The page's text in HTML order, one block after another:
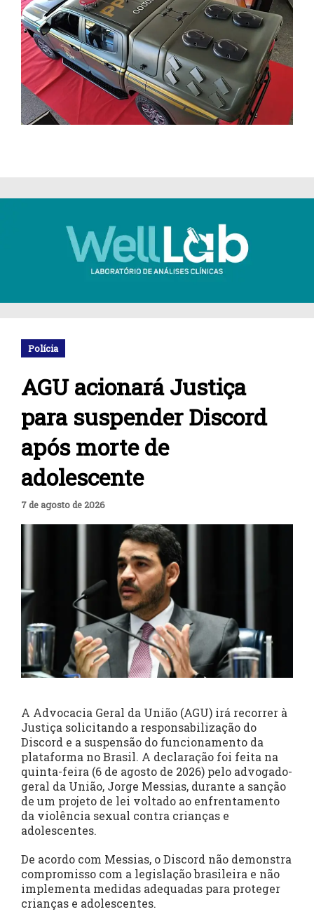
Polícia
AGU acionará Justiça
para suspender Discord
após morte de
adolescente
7 de agosto de 2026
A Advocacia Geral da União (AGU) irá recorrer à
Justiça solicitando a responsabilização do
Discord e a suspensão do funcionamento da
plataforma no Brasil. A declaração foi feita na
quinta-feira (6 de agosto de 2026) pelo advogado-
geral da União, Jorge Messias, durante a sanção
de um projeto de lei voltado ao enfrentamento
da violência sexual contra crianças e
adolescentes.
De acordo com Messias, o Discord não demonstra
compromisso com a legislação brasileira e não
implementa medidas adequadas para proteger
crianças e adolescentes.